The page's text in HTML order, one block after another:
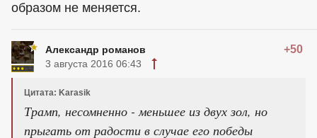
образом не меняется.
Александр романов +50
3 августа 2016 06:43
Цитата: Karasik
Трамп, несомненно - меньшее из двух зол, но
прыгать от радости в случае его победы